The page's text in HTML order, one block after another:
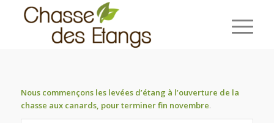
Nous commençons les levées d’étang à l’ouverture de la
chasse aux canards, pour terminer fin novembre.